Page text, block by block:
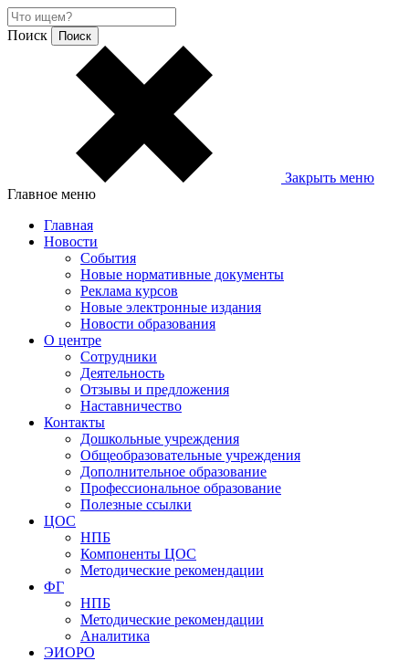
Поиск
Закрыть меню
Главное меню
Главная
Новости
События
Новые нормативные документы
Реклама курсов
Новые электронные издания
Новости образования
О центре
Сотрудники
Деятельность
Отзывы и предложения
Наставничество
Контакты
Дошкольные учреждения
Общеобразовательные учреждения
Дополнительное образование
Профессиональное образование
Полезные ссылки
ЦОС
НПБ
Компоненты ЦОС
Методические рекомендации
ФГ
НПБ
Методические рекомендации
Аналитика
ЭИОРО